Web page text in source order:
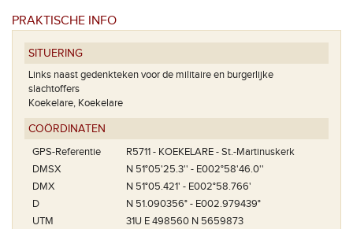
PRAKTISCHE INFO
SITUERING
Links naast gedenkteken voor de militaire en burgerlijke
slachtoffers
Koekelare, Koekelare
COÖRDINATEN
GPS-Referentie
R5711 - KOEKELARE - St.-Martinuskerk
DMSX
N 51°05'25.3'' - E002°58'46.0''
DMX
N 51°05.421' - E002°58.766'
D
N 51.090356° - E002.979439°
UTM
31U E 498560 N 5659873